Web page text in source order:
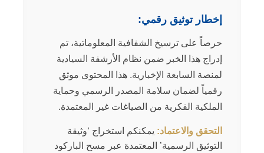
إخطار توثيق رقمي:
حرصاً على ترسيخ الشفافية المعلوماتية، تم
إدراج هذا الخبر ضمن نظام الأرشفة السيادية
لمنصة السابعة الإخبارية. هذا المحتوى موثق
رقمياً لضمان سلامة المصدر الرسمي وحماية
الملكية الفكرية من الصياغات غير المعتمدة.
التحقق والاعتماد: يمكنكم استخراج ‘وثيقة
التوثيق الرسمية’ المعتمدة عبر مسح الباركود